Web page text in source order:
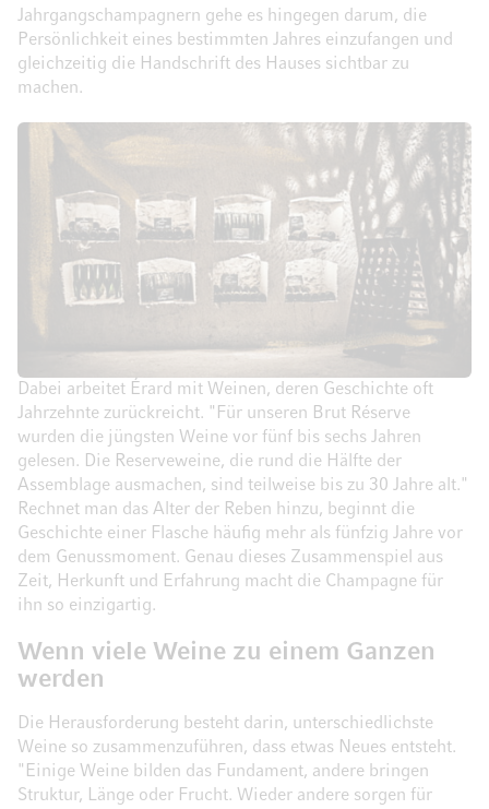
Jahrgangschampagnern gehe es hingegen darum, die
Persönlichkeit eines bestimmten Jahres einzufangen und
gleichzeitig die Handschrift des Hauses sichtbar zu
machen.
Dabei arbeitet Érard mit Weinen, deren Geschichte oft
Jahrzehnte zurückreicht. "Für unseren Brut Réserve
wurden die jüngsten Weine vor fünf bis sechs Jahren
gelesen. Die Reserveweine, die rund die Hälfte der
Assemblage ausmachen, sind teilweise bis zu 30 Jahre alt."
Rechnet man das Alter der Reben hinzu, beginnt die
Geschichte einer Flasche häufig mehr als fünfzig Jahre vor
dem Genussmoment. Genau dieses Zusammenspiel aus
Zeit, Herkunft und Erfahrung macht die Champagne für
ihn so einzigartig.
Wenn viele Weine zu einem Ganzen
werden
Die Herausforderung besteht darin, unterschiedlichste
Weine so zusammenzuführen, dass etwas Neues entsteht.
"Einige Weine bilden das Fundament, andere bringen
Struktur, Länge oder Frucht. Wieder andere sorgen für